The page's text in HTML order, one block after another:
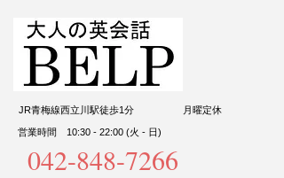
JR青梅線西立川駅徒歩1分 ​月曜定休
営業時間 10:30 - 22:00 (火 - 日)
042-848-7266